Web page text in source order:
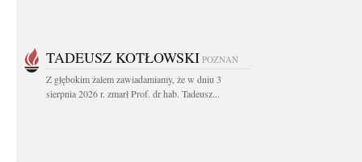
TADEUSZ KOTŁOWSKI POZNAŃ
Z głębokim żalem zawiadamiamy, że w dniu 3
sierpnia 2026 r. zmarł Prof. dr hab. Tadeusz...